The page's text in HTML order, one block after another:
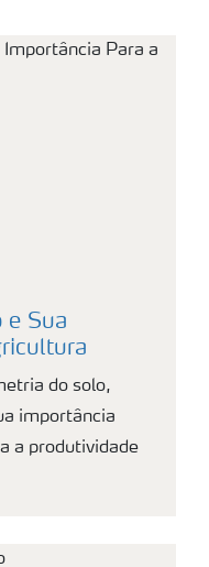
e Sua
do solo,
importância
a produtividade